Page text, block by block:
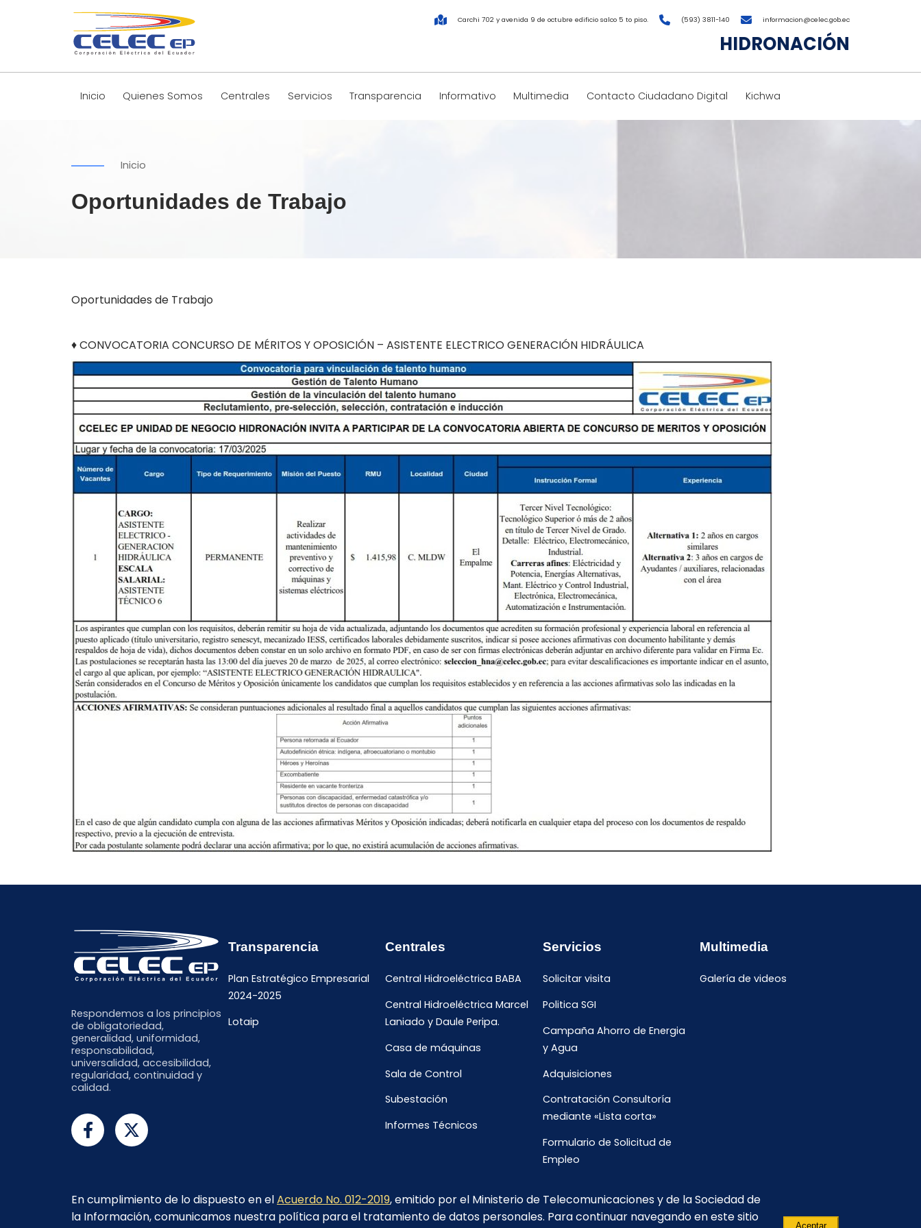
Carchi 702 y avenida 9 de octubre edificio salco 5 to piso. (593) 3811-140 informacion@celec.gob.ec
HIDRONACIÓN
Inicio Quienes Somos Centrales Servicios Transparencia Informativo Multimedia Contacto Ciudadano Digital Kichwa
Inicio
Oportunidades de Trabajo
Oportunidades de Trabajo
♦ CONVOCATORIA CONCURSO DE MÉRITOS Y OPOSICIÓN – ASISTENTE ELECTRICO GENERACIÓN HIDRÁULICA
Respondemos a los principios
de obligatoriedad,
generalidad, uniformidad,
responsabilidad,
universalidad, accesibilidad,
regularidad, continuidad y
calidad.
Transparencia
Plan Estratégico Empresarial
2024-2025
Lotaip
Centrales
Central Hidroeléctrica BABA
Central Hidroeléctrica Marcel
Laniado y Daule Peripa.
Casa de máquinas
Sala de Control
Subestación
Informes Técnicos
Servicios
Solicitar visita
Politica SGI
Campaña Ahorro de Energia
y Agua
Adquisiciones
Contratación Consultoría
mediante «Lista corta»
Formulario de Solicitud de
Empleo
Multimedia
Galería de videos
En cumplimiento de lo dispuesto en elAcuerdo No. 012-2019, emitido por el Ministerio de Telecomunicaciones y de la Sociedad de
la Información, comunicamos nuestra política para el tratamiento de datos personales. Para continuar navegando en este sitio
Aceptar